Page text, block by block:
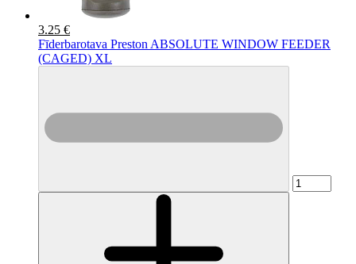
3.25 €
Fīderbarotava Preston ABSOLUTE WINDOW FEEDER
(CAGED) XL